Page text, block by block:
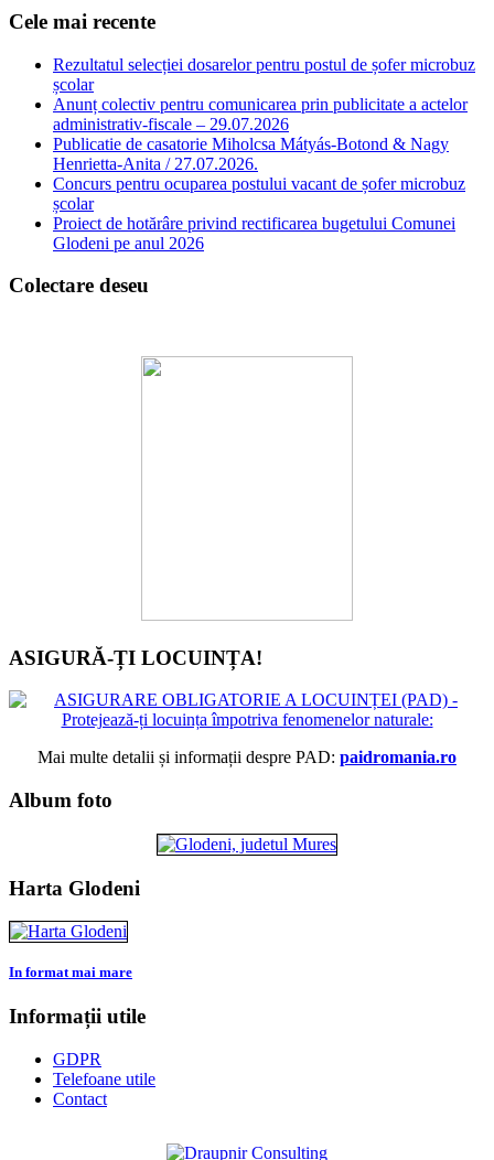
Cele mai recente
Rezultatul selecției dosarelor pentru postul de șofer microbuz
școlar
Anunț colectiv pentru comunicarea prin publicitate a actelor
administrativ-fiscale – 29.07.2026
Publicatie de casatorie Miholcsa Mátyás-Botond & Nagy
Henrietta-Anita / 27.07.2026.
Concurs pentru ocuparea postului vacant de șofer microbuz
școlar
Proiect de hotărâre privind rectificarea bugetului Comunei
Glodeni pe anul 2026
Colectare deseu
ASIGURĂ-ȚI LOCUINȚA!
Mai multe detalii și informații despre PAD: paidromania.ro
Album foto
Harta Glodeni
In format mai mare
Informații utile
GDPR
Telefoane utile
Contact